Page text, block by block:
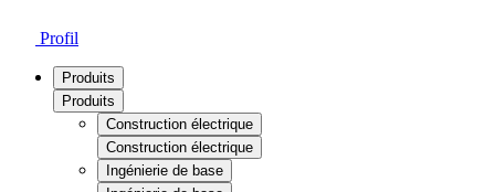
Profil
Produits
Produits
Construction électrique
Construction électrique
Ingénierie de base